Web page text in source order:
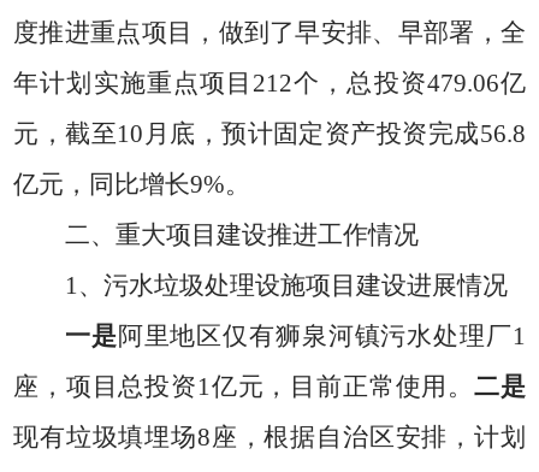
度推进重点项目，做到了早安排、早部署，全
年计划实施重点项目 212个，总投资479.06亿
元，截至10 月底，预计固定资产投资完成56.8
亿元，同比增长9%。
二、 重大项目建设推进工作情况
1、污水垃圾处理设施项目建设进展情况
一是阿里地区仅有狮泉河镇污水处理厂1
座，项目总投资1亿元，目前正常使用。 二是
现有垃圾填埋场8座，根据自治区安排，计划